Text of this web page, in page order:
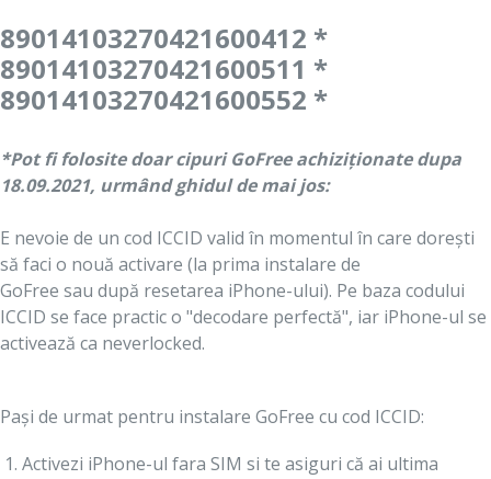
89014103270421600412 *
89014103270421600511 *
89014103270421600552 *
*Pot fi folosite doar cipuri GoFree achiziționate dupa
18.09.2021, urmând ghidul de mai jos:
E nevoie de un cod ICCID valid în momentul în care dorești
să faci o nouă activare (la prima instalare de
GoFree sau după resetarea iPhone-ului). Pe baza codului
ICCID se face practic o "decodare perfectă", iar iPhone-ul se
activează ca neverlocked.
Pași de urmat pentru instalare GoFree cu cod ICCID:
1. Activezi iPhone-ul fara SIM si te asiguri că ai ultima